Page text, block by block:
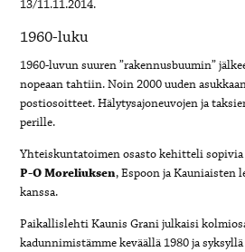
13/11.11.2014.
1960-luku
1960-luvun suuren ”rakennusbuumin”
nopeaan tahtiin. Noin 2000 uuden
postiosoitteet. Hälytysajoneuvojen ja
perille.
Yhteiskuntatoimen osasto kehitteli
P-O Moreliuksen, Espoon ja Kauniaisten
kanssa.
Paikallislehti Kaunis Grani julkaisi
kadunnimistämme keväällä 1980 ja